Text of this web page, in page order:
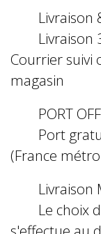
Livraison
Livraison
Courrier suivi
magasin
PORT
Port
(France
Livraison
Le choix